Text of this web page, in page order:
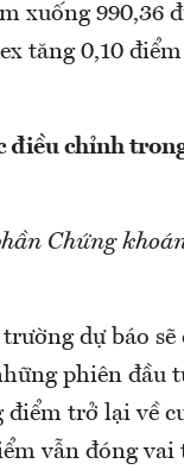
xuống 990,36
tăng 0,10 điểm
điều chỉnh
Chứng
dự báo sẽ
phiên đầu
điểm trở lại về
vẫn đóng